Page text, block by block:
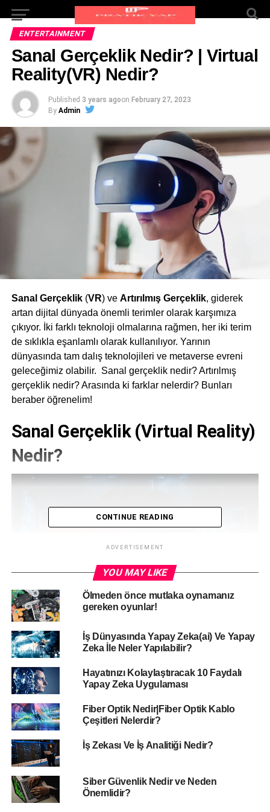
ENTERTAINMENT
Sanal Gerçeklik Nedir? | Virtual
Reality(VR) Nedir?
Published 3 years agoon February 27, 2023
By Admin
Sanal Gerçeklik(VR) ve Artırılmış Gerçeklik, giderek
artan dijital dünyada önemli terimler olarak karşımıza
çıkıyor. İki farklı teknoloji olmalarına rağmen, her iki terim
de sıklıkla eşanlamlı olarak kullanılıyor. Yarının
dünyasında tam dalış teknolojileri ve metaverse evreni
geleceğimiz olabilir. Sanal gerçeklik nedir? Artırılmış
gerçeklik nedir? Arasında ki farklar nelerdir? Bunları
beraber öğrenelim!
Sanal Gerçeklik (Virtual Reality)
Nedir?
Sanal gerçeklik (VR) teknolojisi nedir?
sahip bir kulaklık ve kumanda kullanarak sizi3D bir sanal
evrene çeker. Bu kulaklıklar aynı zamanda, başınızı
fiziksel olarak hareket ettirerek çevreye bakmanızı
sağlamaktadır. Kafa takibi adı verilen bir teknoloji
sanal ortamınızda 360 derecelik bir görünümünü sunar.
Dijital dünya
söyleyebiliriz. Büyük şirketlerin yatırımlarıyla gelecekte
daha çok gündeme geliceğe benziyor. . Metaverse
CONTINUE READING
ADVERTISEMENT
YOU MAY LIKE
Ölmeden önce mutlaka oynamanız
gereken oyunlar!
İş Dünyasında Yapay Zeka(ai) Ve Yapay
Zeka İle Neler Yapılabilir?
Hayatınızı Kolaylaştıracak 10 Faydalı
Yapay Zeka Uygulaması
Fiber Optik Nedir|Fiber Optik Kablo
Çeşitleri Nelerdir?
İş Zekası Ve İş Analitiği Nedir?
Siber Güvenlik Nedir ve Neden
Önemlidir?